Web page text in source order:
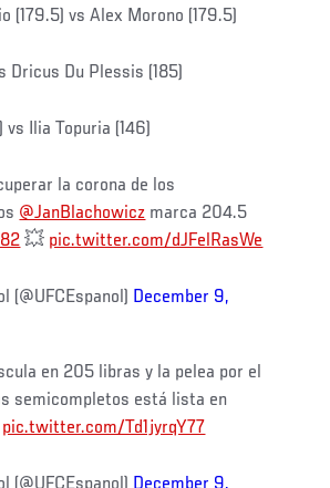
(179.5) vs Alex Morono (179.5)
Dricus Du Plessis (185)
Ilia Topuria (146)
la corona de los
@JanBlachowicz marca 204.5
💥 pic.twitter.com/dJFelRasWe
(@UFCEspanol) December 9,
en 205 libras y la pelea por el
semicompletos está lista en
pic.twitter.com/Td1jyrqY77